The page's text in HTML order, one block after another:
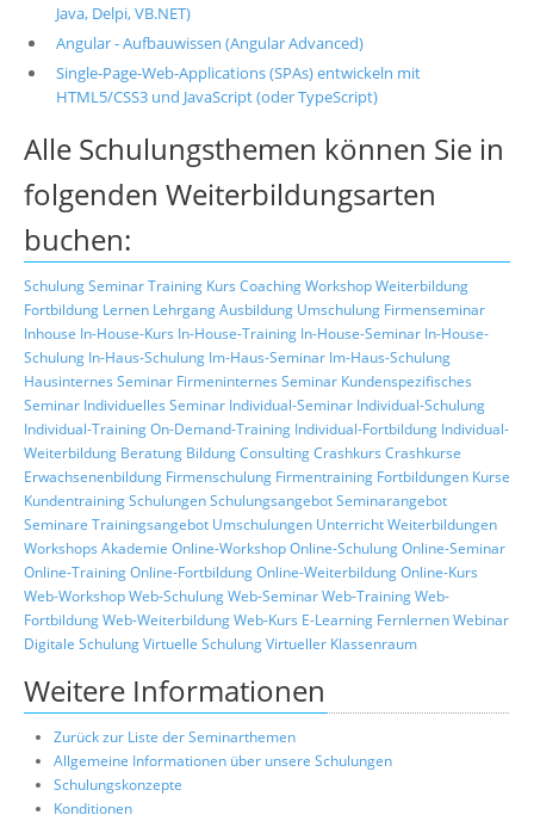
Java, Delpi, VB.NET)
Angular - Aufbauwissen (Angular Advanced)
Single-Page-Web-Applications (SPAs) entwickeln mit
HTML5/CSS3 und JavaScript (oder TypeScript)
Alle Schulungsthemen können Sie in
folgenden Weiterbildungsarten
buchen:
SchulungSeminarTraining Kurs CoachingWorkshopWeiterbildung
Fortbildung Lernen LehrgangAusbildung Umschulung Firmenseminar
Inhouse In-House-Kurs In-House-Training In-House-Seminar In-House-
Schulung In-Haus-Schulung Im-Haus-Seminar Im-Haus-Schulung
Hausinternes Seminar Firmeninternes Seminar Kundenspezifisches
Seminar Individuelles Seminar Individual-Seminar Individual-Schulung
Individual-TrainingOn-Demand-Training Individual-Fortbildung Individual-
Weiterbildung Beratung BildungConsultingCrashkurs Crashkurse
Erwachsenenbildung Firmenschulung Firmentraining Fortbildungen Kurse
KundentrainingSchulungenSchulungsangebotSeminarangebot
Seminare Trainingsangebot Umschulungen UnterrichtWeiterbildungen
Workshops Akademie Online-WorkshopOnline-SchulungOnline-Seminar
Online-TrainingOnline-FortbildungOnline-WeiterbildungOnline-Kurs
Web-WorkshopWeb-SchulungWeb-SeminarWeb-TrainingWeb-
FortbildungWeb-WeiterbildungWeb-Kurs E-Learning FernlernenWebinar
Digitale SchulungVirtuelle SchulungVirtueller Klassenraum
Weitere Informationen
Zurück zur Liste der Seminarthemen
Allgemeine Informationen über unsere Schulungen
Schulungskonzepte
Konditionen